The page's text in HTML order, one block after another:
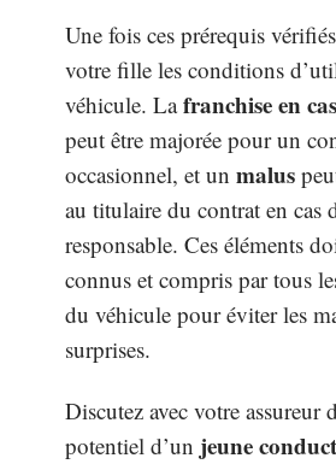
Une fois ces prérequis
votre fille les conditions
véhicule. Lafranchise en
peut être majorée pour un
occasionnel, et un malus
au titulaire du contrat en cas
responsable. Ces éléments
connus et compris par tous
du véhicule pour éviter les
surprises.
Discutez avec votre assureur
potentiel d’un jeune